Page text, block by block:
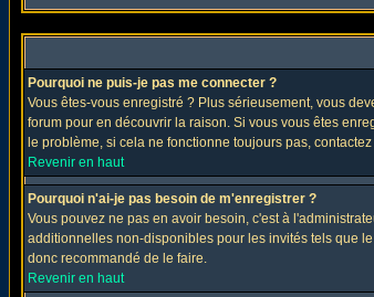
Pourquoi ne puis-je pas me connecter ?
Vous êtes-vous enregistré ? Plus sérieusement, vous
forum pour en découvrir la raison. Si vous vous êtes
le problème, si cela ne fonctionne toujours pas,
Revenir en haut
Pourquoi n'ai-je pas besoin de m'enregistrer ?
Vous pouvez ne pas en avoir besoin, c'est à
additionnelles non-disponibles pour les invités tels que
donc recommandé de le faire.
Revenir en haut